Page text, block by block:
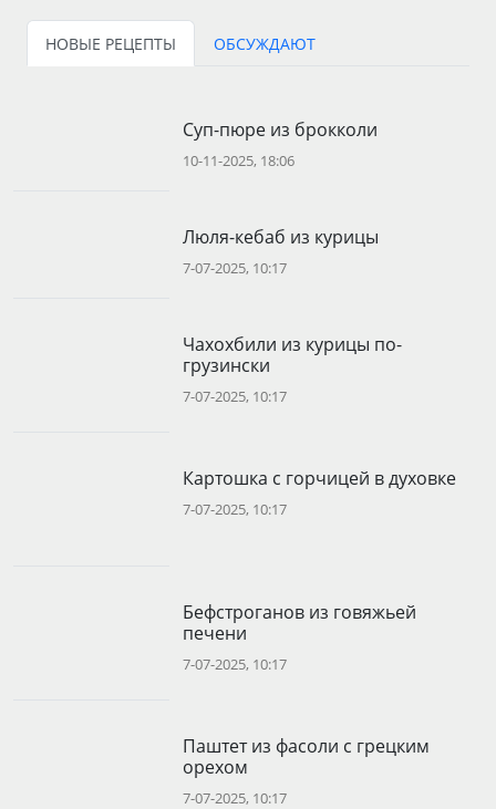
НОВЫЕ РЕЦЕПТЫ ОБСУЖДАЮТ
Суп-пюре из брокколи
10-11-2025, 18:06
Люля-кебаб из курицы
7-07-2025, 10:17
Чахохбили из курицы по-
грузински
7-07-2025, 10:17
Картошка с горчицей в духовке
7-07-2025, 10:17
Бефстроганов из говяжьей
печени
7-07-2025, 10:17
Паштет из фасоли с грецким
орехом
7-07-2025, 10:17